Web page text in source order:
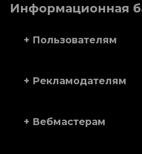
Информационная
+ Пользователям
+ Рекламодателям
+ Вебмастерам